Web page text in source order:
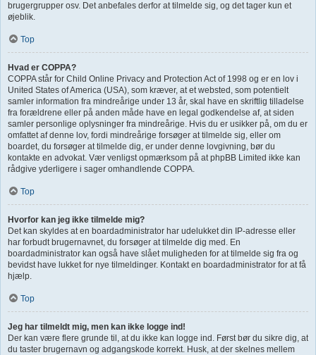
brugergrupper osv. Det anbefales derfor at tilmelde sig, og det tager kun et
øjeblik.
Top
Hvad er COPPA?
COPPA står for Child Online Privacy and Protection Act of 1998 og er en lov i
United States of America (USA), som kræver, at et websted, som potentielt
samler information fra mindreårige under 13 år, skal have en skriftlig tilladelse
fra forældrene eller på anden måde have en legal godkendelse af, at siden
samler personlige oplysninger fra mindreårige. Hvis du er usikker på, om du er
omfattet af denne lov, fordi mindreårige forsøger at tilmelde sig, eller om
boardet, du forsøger at tilmelde dig, er under denne lovgivning, bør du
kontakte en advokat. Vær venligst opmærksom på at phpBB Limited ikke kan
rådgive yderligere i sager omhandlende COPPA.
Top
Hvorfor kan jeg ikke tilmelde mig?
Det kan skyldes at en boardadministrator har udelukket din IP-adresse eller
har forbudt brugernavnet, du forsøger at tilmelde dig med. En
boardadministrator kan også have slået muligheden for at tilmelde sig fra og
bevidst have lukket for nye tilmeldinger. Kontakt en boardadministrator for at få
hjælp.
Top
Jeg har tilmeldt mig, men kan ikke logge ind!
Der kan være flere grunde til, at du ikke kan logge ind. Først bør du sikre dig, at
du taster brugernavn og adgangskode korrekt. Husk, at der skelnes mellem